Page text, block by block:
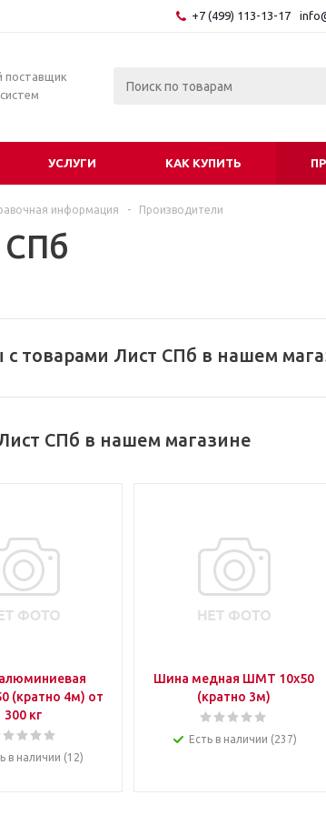
+7 (499) 113-13-17
поставщик
УСЛУГИ КАК КУПИТЬ
информация - Производители
СПб
с товарами Лист СПб в нашем
СПб в нашем магазине
(кратно 4м) от
300 кг
в наличии (12)
Шина медная ШМТ 10х50
(кратно 3м)
Есть в наличии (237)